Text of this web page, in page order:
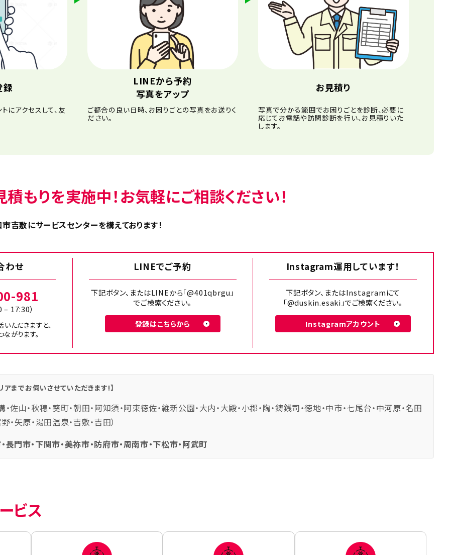
録
にアクセスして、友
LINEから予約
写真をアップ
ご都合の良い日時、お困りごとの写真をお送りく
ださい。
お見積り
写真で分かる範囲でお困りごとを診断、必要に
応じてお電話や訪問診断を行い、お見積りいた
します。
もりを実施中！お気軽にご相談ください！
吉敷にサービスセンターを構えております！
わせ
981
17:30）
ただきますと、
がります。
LINEでご予約
下記ボタン、またはLINEから「@401qbrgu」
でご検索ください。
登録はこちらから
Instagram運用しています！
下記ボタン、またはInstagramにて
「@duskin.esaki」でご検索ください。
Instagramアカウント
までお伺いさせていただきます!】
・佐山・秋穂・葵町・朝田・阿知須・阿東徳佐・維新公園・大内・大殿・小郡・陶・鋳銭司・徳地・中市・七尾台・中河原・名田
・矢原・湯田温泉・吉敷・吉田）
長門市・下関市・美祢市・防府市・周南市・下松市・阿武町
ビス